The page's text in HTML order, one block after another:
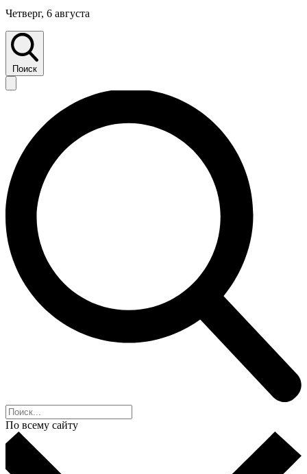
Четверг, 6 августа
Поиск
По всему сайту